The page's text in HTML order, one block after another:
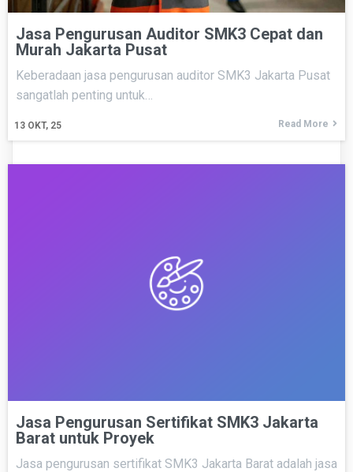
Jasa Pengurusan Auditor SMK3 Cepat dan
Murah Jakarta Pusat
13 OKT, 25
Keberadaan jasa pengurusan auditor SMK3 Jakarta Pusat
sangatlah penting untuk…
Read More
Jasa Pengurusan Sertifikat SMK3 Jakarta
Barat untuk Proyek
Jasa pengurusan sertifikat SMK3 Jakarta Barat adalah jasa